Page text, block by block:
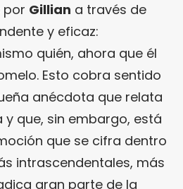
por Gillian a través de
y eficaz:
quién, ahora que él
Esto cobra sentido
anécdota que relata
y que, sin embargo, está
que se cifra dentro
intrascendentales, más
gran parte de la